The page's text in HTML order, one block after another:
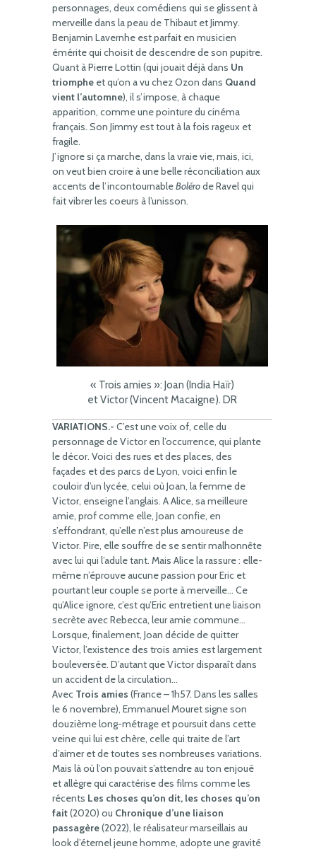
personnages, deux comédiens qui se glissent à
merveille dans la peau de Thibaut et Jimmy.
Benjamin Lavernhe est parfait en musicien
émérite qui choisit de descendre de son pupitre.
Quant à Pierre Lottin (qui jouait déjà dans Un
triomphe et qu’on a vu chez Ozon dans Quand
vient l’automne), il s’impose, à chaque
apparition, comme une pointure du cinéma
français. Son Jimmy est tout à la fois rageux et
fragile.
J’ignore si ça marche, dans la vraie vie, mais, ici,
on veut bien croire à une belle réconciliation aux
accents de l’incontournableBolérode Ravel qui
fait vibrer les coeurs à l’unisson.
« Trois amies »: Joan (India Haïr)
et Victor (Vincent Macaigne). DR
VARIATIONS.- C’est une voix of, celle du
personnage de Victor en l’occurrence, qui plante
le décor. Voici des rues et des places, des
façades et des parcs de Lyon, voici enfin le
couloir d’un lycée, celui où Joan, la femme de
Victor, enseigne l’anglais. A Alice, sa meilleure
amie, prof comme elle, Joan confie, en
s’effondrant, qu’elle n’est plus amoureuse de
Victor. Pire, elle souffre de se sentir malhonnête
avec lui qui l’adule tant. Mais Alice la rassure : elle-
même n’éprouve aucune passion pour Eric et
pourtant leur couple se porte à merveille… Ce
qu’Alice ignore, c’est qu’Eric entretient une liaison
secrète avec Rebecca, leur amie commune…
Lorsque, finalement, Joan décide de quitter
Victor, l’existence des trois amies est largement
bouleversée. D’autant que Victor disparaît dans
un accident de la circulation…
Avec Trois amies (France – 1h57. Dans les salles
le 6 novembre), Emmanuel Mouret signe son
douzième long-métrage et poursuit dans cette
veine qui lui est chère, celle qui traite de l’art
d’aimer et de toutes ses nombreuses variations.
Mais là où l’on pouvait s’attendre au ton enjoué
et allègre qui caractérise des films comme les
récents Les choses qu’on dit, les choses qu’on
fait(2020) ou Chronique d’une liaison
passagère(2022), le réalisateur marseillais au
look d’éternel jeune homme, adopte une gravité